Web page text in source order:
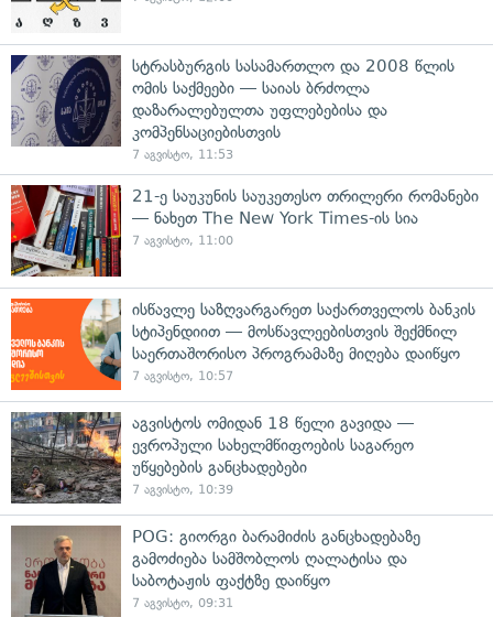
სტრასბურგის სასამართლო და 2008 წლის
ომის საქმეები — საიას ბრძოლა
დაზარალებულთა უფლებებისა და
კომპენსაციებისთვის
7 აგვისტო, 11:53
21-ე საუკუნის საუკეთესო თრილერი რომანები
— ნახეთ The New York Times-ის სია
7 აგვისტო, 11:00
ისწავლე საზღვარგარეთ საქართველოს ბანკის
სტიპენდიით — მოსწავლეებისთვის შექმნილ
საერთაშორისო პროგრამაზე მიღება დაიწყო
7 აგვისტო, 10:57
აგვისტოს ომიდან 18 წელი გავიდა —
ევროპული სახელმწიფოების საგარეო
უწყებების განცხადებები
7 აგვისტო, 10:39
POG: გიორგი ბარამიძის განცხადებაზე
გამოძიება სამშობლოს ღალატისა და
საბოტაჟის ფაქტზე დაიწყო
7 აგვისტო, 09:31